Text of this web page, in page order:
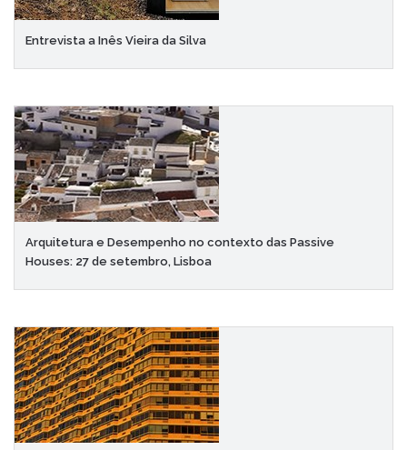
Entrevista a Inês Vieira da Silva
Arquitetura e Desempenho no contexto das Passive
Houses: 27 de setembro, Lisboa